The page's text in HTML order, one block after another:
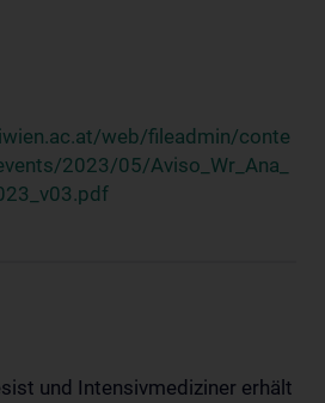
web/fileadmin/conte
2023/05/Aviso_Wr_Ana_
und Intensivmediziner erhält